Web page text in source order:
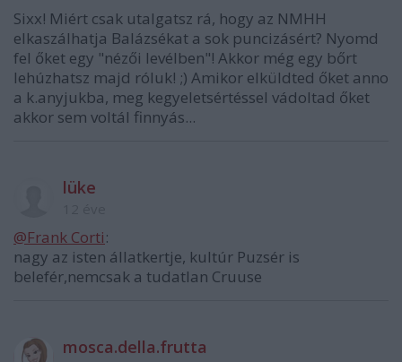
Sixx! Miért csak utalgatsz rá, hogy az NMHH
elkaszálhatja Balázsékat a sok puncizásért? Nyomd
fel őket egy "nézői levélben"! Akkor még egy bőrt
lehúzhatsz majd róluk! ;) Amikor elküldted őket anno
a k.anyjukba, meg kegyeletsértéssel vádoltad őket
akkor sem voltál finnyás...
lüke
@Frank Corti:
nagy az isten állatkertje, kultúr Puzsér is
belefér,nemcsak a tudatlan Cruuse
mosca.della.frutta